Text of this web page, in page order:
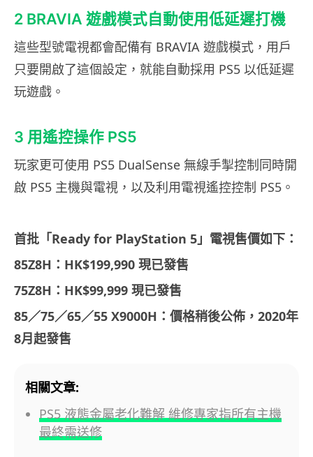
2 BRAVIA 遊戲模式自動使用低延遲打機
這些型號電視都會配備有 BRAVIA 遊戲模式，用戶
只要開啟了這個設定，就能自動採用 PS5 以低延遲
玩遊戲。
3 用遙控操作 PS5
玩家更可使用 PS5 DualSense 無線手掣控制同時開
啟 PS5 主機與電視，以及利用電視遙控控制 PS5。
首批「Ready for PlayStation 5」電視售價如下：
85Z8H：HK$199,990 現已發售
75Z8H：HK$99,999 現已發售
85／75／65／55 X9000H：價格稍後公佈，2020年
8月起發售
相關文章:
PS5 液態金屬老化難解 維修專家指所有主機
最終需送修